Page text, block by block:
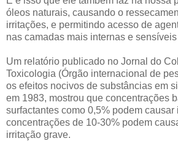
óleos naturais, causando o
irritações, e permitindo acesso de
nas camadas mais internas e
Um relatório publicado no Jornal do
Toxicologia (Órgão internacional de
os efeitos nocivos de substâncias em
em 1983, mostrou que concentrações
surfactantes como 0,5% podem
concentrações de 10-30% podem
irritação grave.